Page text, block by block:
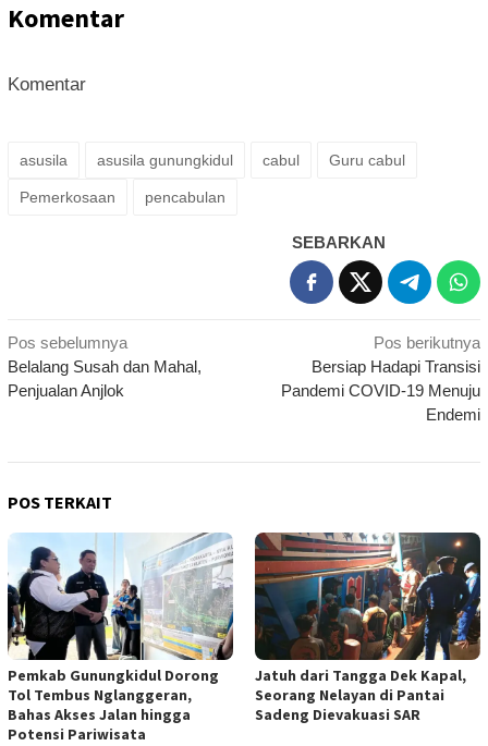
Komentar
Komentar
asusila asusila gunungkidul cabul Guru cabul
Pemerkosaan pencabulan
SEBARKAN
Navigasi
pos
Pos sebelumnya
Belalang Susah dan Mahal,
Penjualan Anjlok
Pos berikutnya
Bersiap Hadapi Transisi
Pandemi COVID-19 Menuju
Endemi
POS TERKAIT
Pemkab Gunungkidul Dorong
Tol Tembus Nglanggeran,
Bahas Akses Jalan hingga
Potensi Pariwisata
Jatuh dari Tangga Dek Kapal,
Seorang Nelayan di Pantai
Sadeng Dievakuasi SAR